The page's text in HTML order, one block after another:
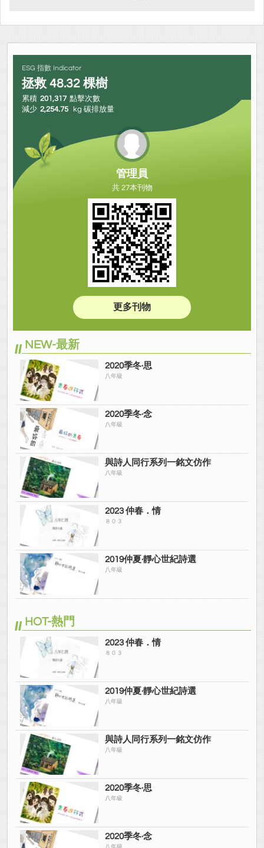
ESG 指數 Indicator
拯救 48.32 棵樹
累積 201,317 點擊次數
減少 2,254.75 kg 碳排放量
管理員
共 27本刊物
更多刊物
NEW-最新
2020季冬·思
八年級
2020季冬·念
八年級
與詩人同行系列一銘文仿作
八年級
2023 仲春．情
８０３
2019仲夏·靜心世紀詩選
八年級
HOT-熱門
2023 仲春．情
８０３
2019仲夏·靜心世紀詩選
八年級
與詩人同行系列一銘文仿作
八年級
2020季冬·思
八年級
2020季冬·念